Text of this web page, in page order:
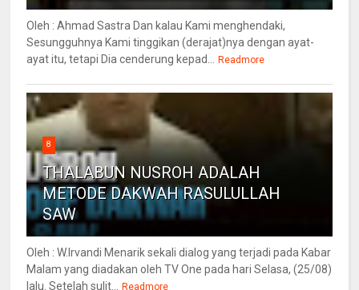
Oleh : Ahmad Sastra Dan kalau Kami menghendaki,
Sesungguhnya Kami tinggikan (derajat)nya dengan ayat-
ayat itu, tetapi Dia cenderung kepad...
Readmore
8
THALABUN NUSROH ADALAH
METODE DAKWAH RASULULLAH
SAW
Oleh : W.Irvandi Menarik sekali dialog yang terjadi pada Kabar
Malam yang diadakan oleh TV One pada hari Selasa, (25/08)
lalu. Setelah sulit...
Readmore